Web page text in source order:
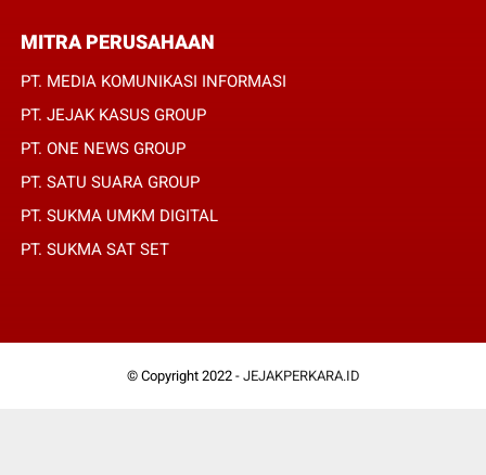
MITRA PERUSAHAAN
PT. MEDIA KOMUNIKASI INFORMASI
PT. JEJAK KASUS GROUP
PT. ONE NEWS GROUP
PT. SATU SUARA GROUP
PT. SUKMA UMKM DIGITAL
PT. SUKMA SAT SET
© Copyright 2022 - JEJAKPERKARA.ID